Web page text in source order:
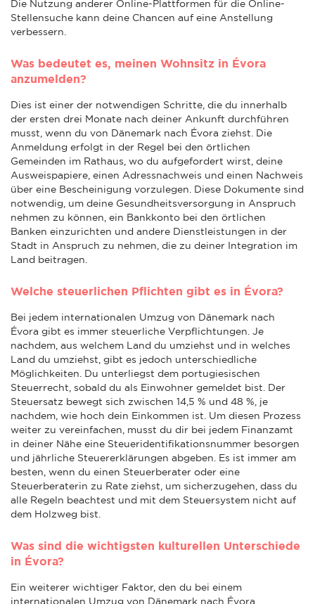
Die Nutzung anderer Online-Plattformen für die Online-
Stellensuche kann deine Chancen auf eine Anstellung
verbessern.
Was bedeutet es, meinen Wohnsitz in Évora
anzumelden?
Dies ist einer der notwendigen Schritte, die du innerhalb
der ersten drei Monate nach deiner Ankunft durchführen
musst, wenn du von Dänemark nach Évora ziehst. Die
Anmeldung erfolgt in der Regel bei den örtlichen
Gemeinden im Rathaus, wo du aufgefordert wirst, deine
Ausweispapiere, einen Adressnachweis und einen Nachweis
über eine Bescheinigung vorzulegen. Diese Dokumente sind
notwendig, um deine Gesundheitsversorgung in Anspruch
nehmen zu können, ein Bankkonto bei den örtlichen
Banken einzurichten und andere Dienstleistungen in der
Stadt in Anspruch zu nehmen, die zu deiner Integration im
Land beitragen.
Welche steuerlichen Pflichten gibt es in Évora?
Bei jedem internationalen Umzug von Dänemark nach
Évora gibt es immer steuerliche Verpflichtungen. Je
nachdem, aus welchem Land du umziehst und in welches
Land du umziehst, gibt es jedoch unterschiedliche
Möglichkeiten. Du unterliegst dem portugiesischen
Steuerrecht, sobald du als Einwohner gemeldet bist. Der
Steuersatz bewegt sich zwischen 14,5 % und 48 %, je
nachdem, wie hoch dein Einkommen ist. Um diesen Prozess
weiter zu vereinfachen, musst du dir bei jedem Finanzamt
in deiner Nähe eine Steueridentifikationsnummer besorgen
und jährliche Steuererklärungen abgeben. Es ist immer am
besten, wenn du einen Steuerberater oder eine
Steuerberaterin zu Rate ziehst, um sicherzugehen, dass du
alle Regeln beachtest und mit dem Steuersystem nicht auf
dem Holzweg bist.
Was sind die wichtigsten kulturellen Unterschiede
in Évora?
Ein weiterer wichtiger Faktor, den du bei einem
internationalen Umzug von Dänemark nach Évora